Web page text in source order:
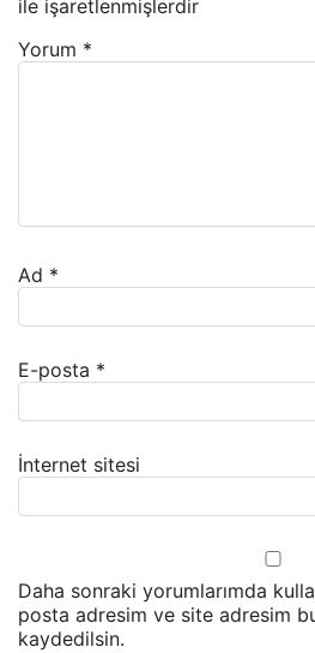
ile işaretlenmişlerdir
Yorum *
Ad *
E-posta *
İnternet sitesi
Daha sonraki yorumlarımda
posta adresim ve site adresim
kaydedilsin.